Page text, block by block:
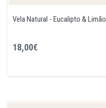
Vela Natural - Eucalipto & Limão
18,00€